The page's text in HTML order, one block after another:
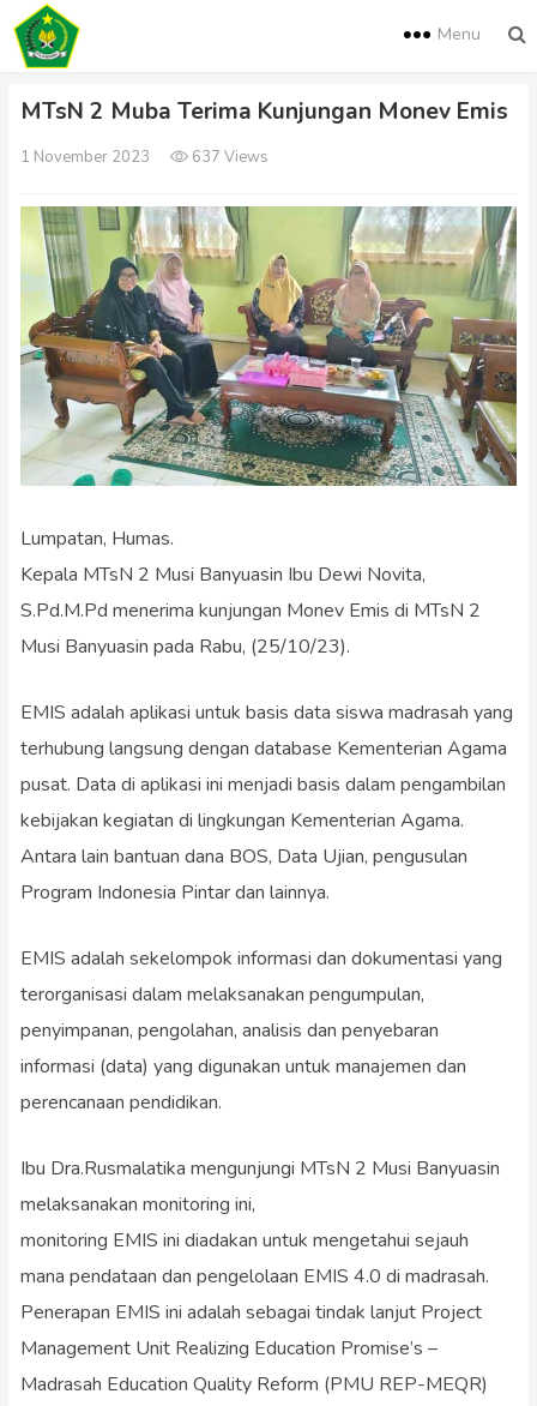
Menu
MTsN 2 Muba Terima Kunjungan Monev Emis
1 November 2023 637 Views
Lumpatan, Humas.
Kepala MTsN 2 Musi Banyuasin Ibu Dewi Novita,
S.Pd.M.Pd menerima kunjungan Monev Emis di MTsN 2
Musi Banyuasin pada Rabu, (25/10/23).
EMIS adalah aplikasi untuk basis data siswa madrasah yang
terhubung langsung dengan database Kementerian Agama
pusat. Data di aplikasi ini menjadi basis dalam pengambilan
kebijakan kegiatan di lingkungan Kementerian Agama.
Antara lain bantuan dana BOS, Data Ujian, pengusulan
Program Indonesia Pintar dan lainnya.
EMIS adalah sekelompok informasi dan dokumentasi yang
terorganisasi dalam melaksanakan pengumpulan,
penyimpanan, pengolahan, analisis dan penyebaran
informasi (data) yang digunakan untuk manajemen dan
perencanaan pendidikan.
Ibu Dra.Rusmalatika mengunjungi MTsN 2 Musi Banyuasin
melaksanakan monitoring ini,
monitoring EMIS ini diadakan untuk mengetahui sejauh
mana pendataan dan pengelolaan EMIS 4.0 di madrasah.
Penerapan EMIS ini adalah sebagai tindak lanjut Project
Management Unit Realizing Education Promise’s –
Madrasah Education Quality Reform (PMU REP-MEQR)